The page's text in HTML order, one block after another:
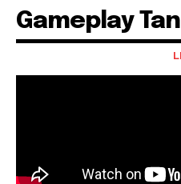
Gameplay